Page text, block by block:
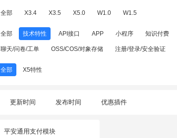
全部 X3.4 X3.5 X5.0 W1.0 W1.5
全部 技术特性 API接口 APP 小程序 知识付费
聊天/问卷/工单 OSS/COS/对象存储 注册/登录/安全验证
全部 X5特性
更新时间 发布时间 优惠插件
平安通用支付模块